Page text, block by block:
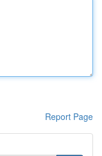
Report Page